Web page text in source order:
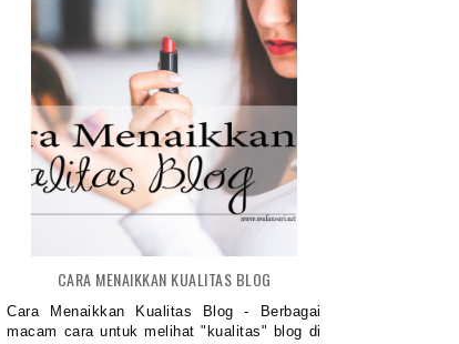
CARA MENAIKKAN KUALITAS BLOG
Cara Menaikkan Kualitas Blog - Berbagai
macam cara untuk melihat "kualitas" blog di